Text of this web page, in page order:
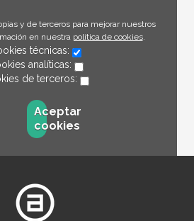
y de terceros para mejorar nuestros
en nuestra política de cookies.
técnicas:
analíticas:
de terceros:
Aceptar
cookies